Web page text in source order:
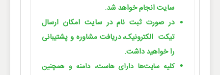
سایت انجام خواهد شد.
در صورت ثبت نام در سایت امکان ارسال
تیکت الکترونیک، دریافت مشاوره و پشتیبانی
را خواهید داشت.
کلیه سایت‌ها دارای هاست، دامنه و همچنین